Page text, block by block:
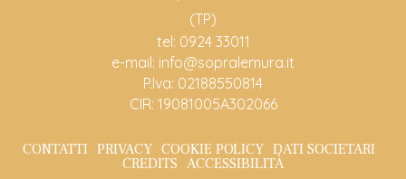
(TP)
tel: 0924 33011
e-mail: info@sopralemura.it
P.Iva: 02188550814
CIR: 19081005A302066
CONTATTI PRIVACY COOKIE POLICY DATI SOCIETARI
CREDITS ACCESSIBILITÀ